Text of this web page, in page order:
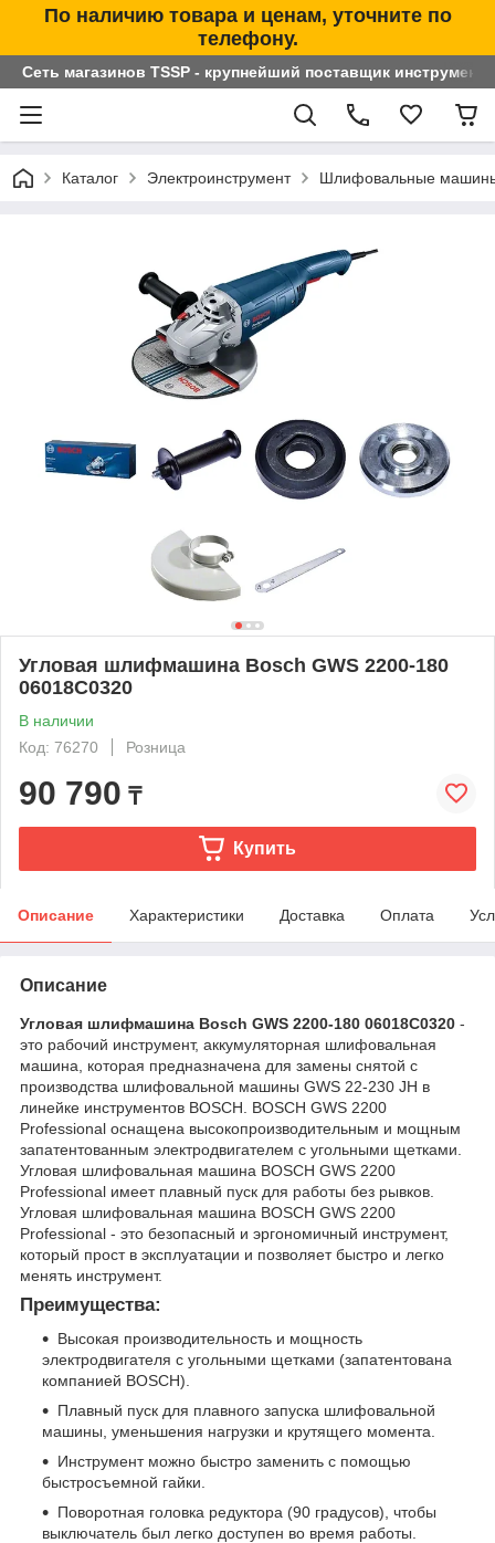
По наличию товара и ценам, уточните по
телефону.
Сеть магазинов TSSP - крупнейший поставщик
Каталог Электроинструмент Шлифовальные
Угловая шлифмашина Bosch GWS 2200-180
06018C0320
В наличии
Код: 76270
Розница
90 790 ₸
Купить
Описание Характеристики Доставка Оплата
Описание
Угловая шлифмашина Bosch GWS 2200-180 06018C0320 -
это рабочий инструмент, аккумуляторная шлифовальная
машина, которая предназначена для замены снятой с
производства шлифовальной машины GWS 22-230 JH в
линейке инструментов BOSCH. BOSCH GWS 2200
Professional оснащена высокопроизводительным и мощным
запатентованным электродвигателем с угольными щетками.
Угловая шлифовальная машина BOSCH GWS 2200
Professional имеет плавный пуск для работы без рывков.
Угловая шлифовальная машина BOSCH GWS 2200
Professional - это безопасный и эргономичный инструмент,
который прост в эксплуатации и позволяет быстро и легко
менять инструмент.
Преимущества:
Высокая производительность и мощность
электродвигателя с угольными щетками (запатентована
компанией BOSCH).
Плавный пуск для плавного запуска шлифовальной
машины, уменьшения нагрузки и крутящего момента.
Инструмент можно быстро заменить с помощью
быстросъемной гайки.
Поворотная головка редуктора (90 градусов), чтобы
выключатель был легко доступен во время работы.